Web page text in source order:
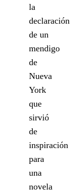
la
declaración
de un
mendigo
de
Nueva
York
que
sirvió
de
inspiración
para
una
novela